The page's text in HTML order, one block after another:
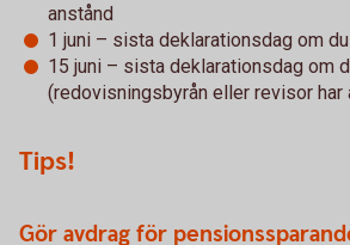
anstånd
1 juni – sista deklarationsdag om
15 juni – sista deklarationsdag om
(redovisningsbyrån eller revisor har
Tips!
Gör avdrag för